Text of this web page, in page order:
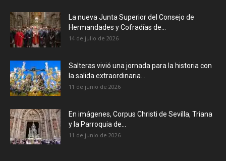
La nueva Junta Superior del Consejo de
Hermandades y Cofradías de...
14 de julio de 2026
Salteras vivió una jornada para la historia con
la salida extraordinaria...
11 de junio de 2026
En imágenes, Corpus Christi de Sevilla, Triana
y la Parroquia de...
11 de junio de 2026